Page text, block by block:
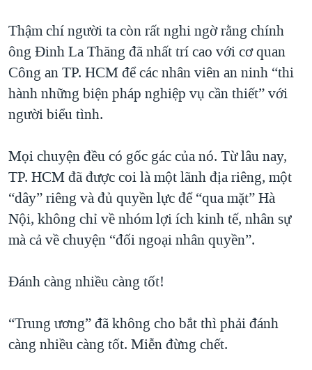
Thậm chí người ta còn rất nghi ngờ rằng chính
ông Đinh La Thăng đã nhất trí cao với cơ quan
Công an TP. HCM để các nhân viên an ninh “thi
hành những biện pháp nghiệp vụ cần thiết” với
người biểu tình.
Mọi chuyện đều có gốc gác của nó. Từ lâu nay,
TP. HCM đã được coi là một lãnh địa riêng, một
“dây” riêng và đủ quyền lực để “qua mặt” Hà
Nội, không chỉ về nhóm lợi ích kinh tế, nhân sự
mà cả về chuyện “đối ngoại nhân quyền”.
Đánh càng nhiều càng tốt!
“Trung ương” đã không cho bắt thì phải đánh
càng nhiều càng tốt. Miễn đừng chết.